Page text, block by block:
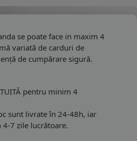
se poate face in maxim 4
variată de carduri de
de cumpărare sigură.
pentru minim 4
sunt livrate în 24-48h, iar
4-7 zile lucrătoare.